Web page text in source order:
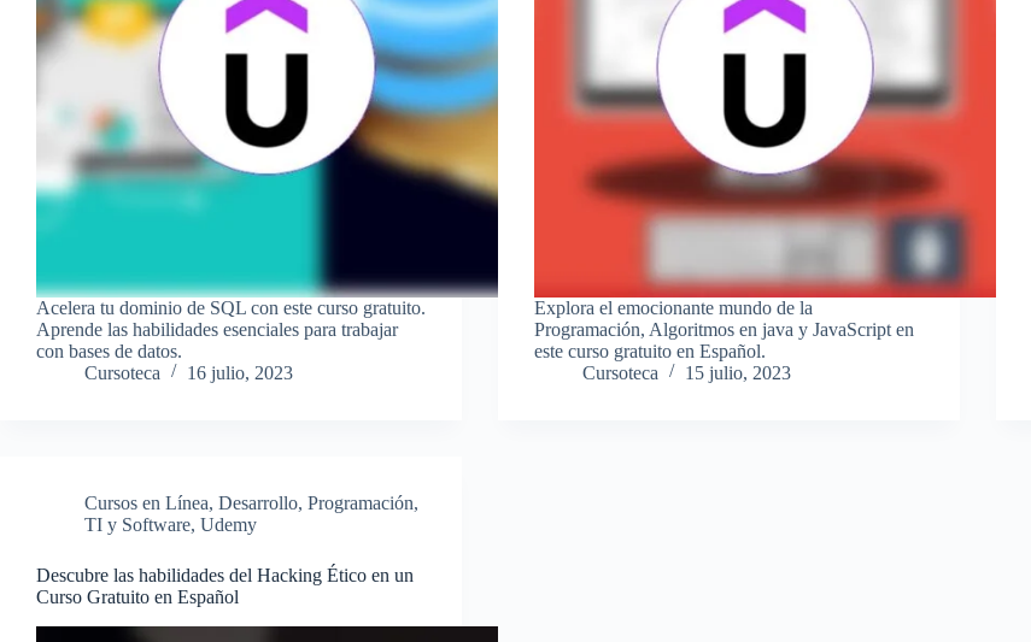
Acelera tu dominio de SQL con este curso gratuito.
Aprende las habilidades esenciales para trabajar
con bases de datos.
Cursoteca
16 julio, 2023
Explora el emocionante mundo de la
Programación, Algoritmos en java y JavaScript en
este curso gratuito en Español.
Cursoteca
15 julio, 2023
Cursos en Línea, Desarrollo, Programación,
TI y Software, Udemy
Descubre las habilidades del Hacking Ético en un
Curso Gratuito en Español